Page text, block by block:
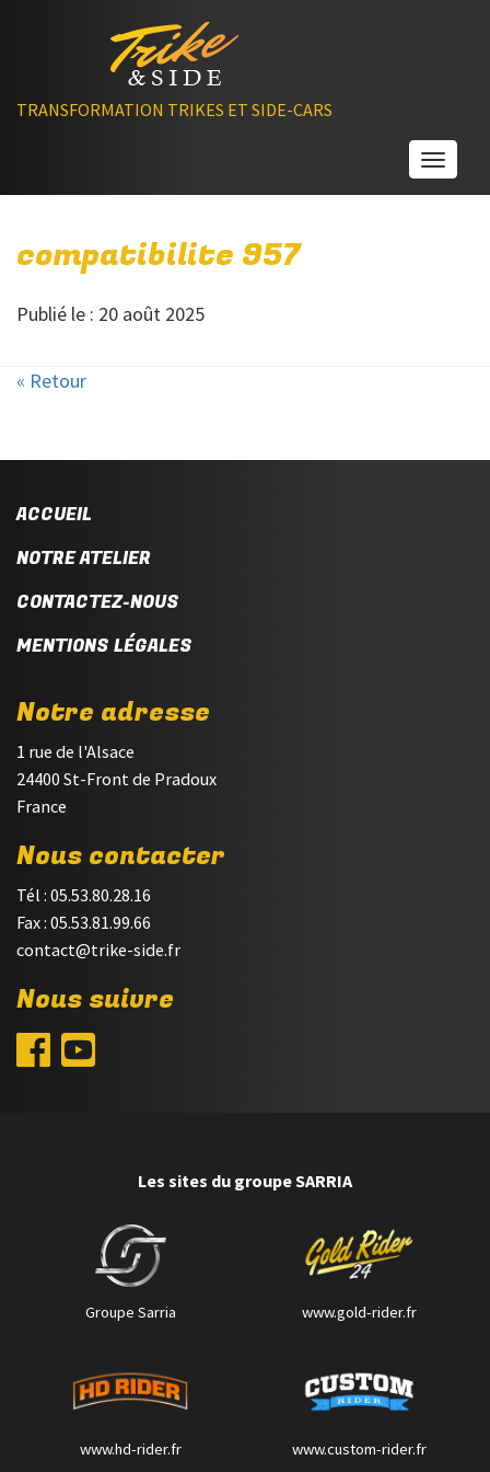
TRANSFORMATION TRIKES ET SIDE-CARS
compatibilite 957
Publié le : 20 août 2025
« Retour
ACCUEIL
NOTRE ATELIER
CONTACTEZ-NOUS
MENTIONS LÉGALES
Notre adresse
1 rue de l'Alsace
24400 St-Front de Pradoux
France
Nous contacter
Tél : 05.53.80.28.16
Fax : 05.53.81.99.66
contact@trike-side.fr
Nous suivre
Les sites du groupe SARRIA
Groupe Sarria www.gold-rider.fr
www.hd-rider.fr www.custom-rider.fr